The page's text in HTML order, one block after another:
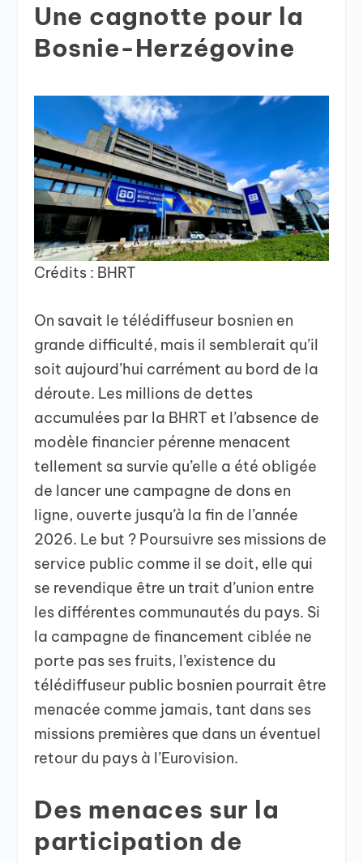
Une cagnotte pour la
Bosnie-Herzégovine
Crédits : BHRT
On savait le télédiffuseur bosnien en
grande difficulté, mais il semblerait qu’il
soit aujourd’hui carrément au bord de la
déroute. Les millions de dettes
accumulées par la BHRT et l’absence de
modèle financier pérenne menacent
tellement sa survie qu’elle a été obligée
de lancer une campagne de dons en
ligne, ouverte jusqu’à la fin de l’année
2026. Le but ? Poursuivre ses missions de
service public comme il se doit, elle qui
se revendique être un trait d’union entre
les différentes communautés du pays. Si
la campagne de financement ciblée ne
porte pas ses fruits, l’existence du
télédiffuseur public bosnien pourrait être
menacée comme jamais, tant dans ses
missions premières que dans un éventuel
retour du pays à l’Eurovision.
Des menaces sur la
participation de